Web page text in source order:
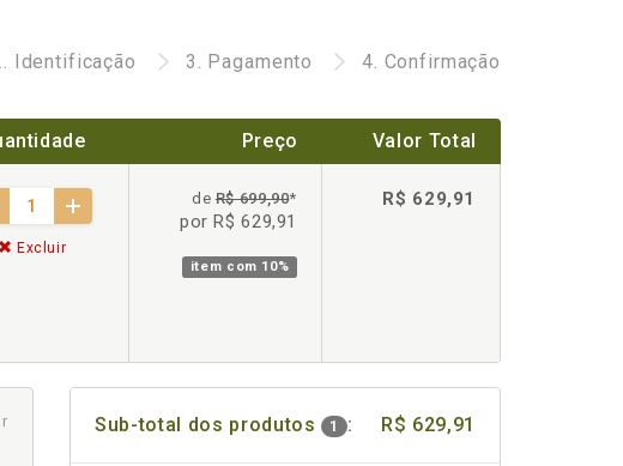
Identificação 3. Pagamento 4. Confirmação
Preço Valor Total
Excluir
deR$ 699,90*
por R$ 629,91
item com 10%
R$ 629,91
Sub-total dos produtos 1 : R$ 629,91